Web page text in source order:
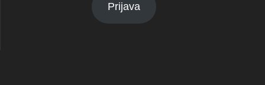
Prijava